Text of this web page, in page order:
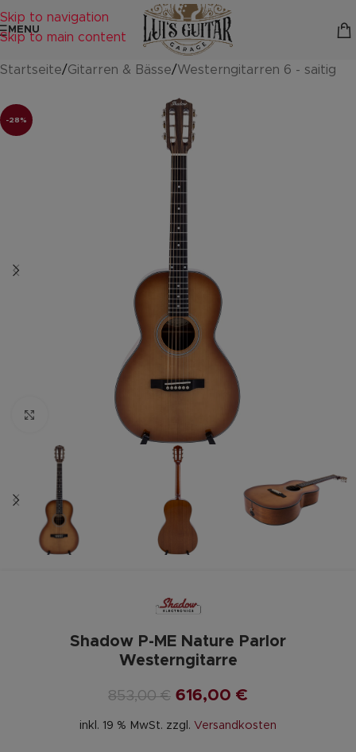
Skip to navigation
Skip to main content
MENU
Startseite/Gitarren & Bässe/Westerngitarren 6 - saitig
-28%
Zum vergrößern anklicken
Shadow P-ME Nature Parlor
Westerngitarre
853,00€ 616,00 €
inkl. 19 % MwSt. zzgl. Versandkosten